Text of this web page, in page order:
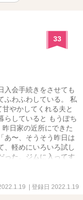
33
入会手続きをさせても
ふわふわしている。 私
やかしてくれる夫と
らしていると もうぽち
日家の近所にできた
あ〜、そうそう昨日は
、軽めにいろいろ試し
った。ジムに入ってす
し年下で、色白で細
していてアスリート
彼と話した記憶はほと
| 登録日 2022.1.19